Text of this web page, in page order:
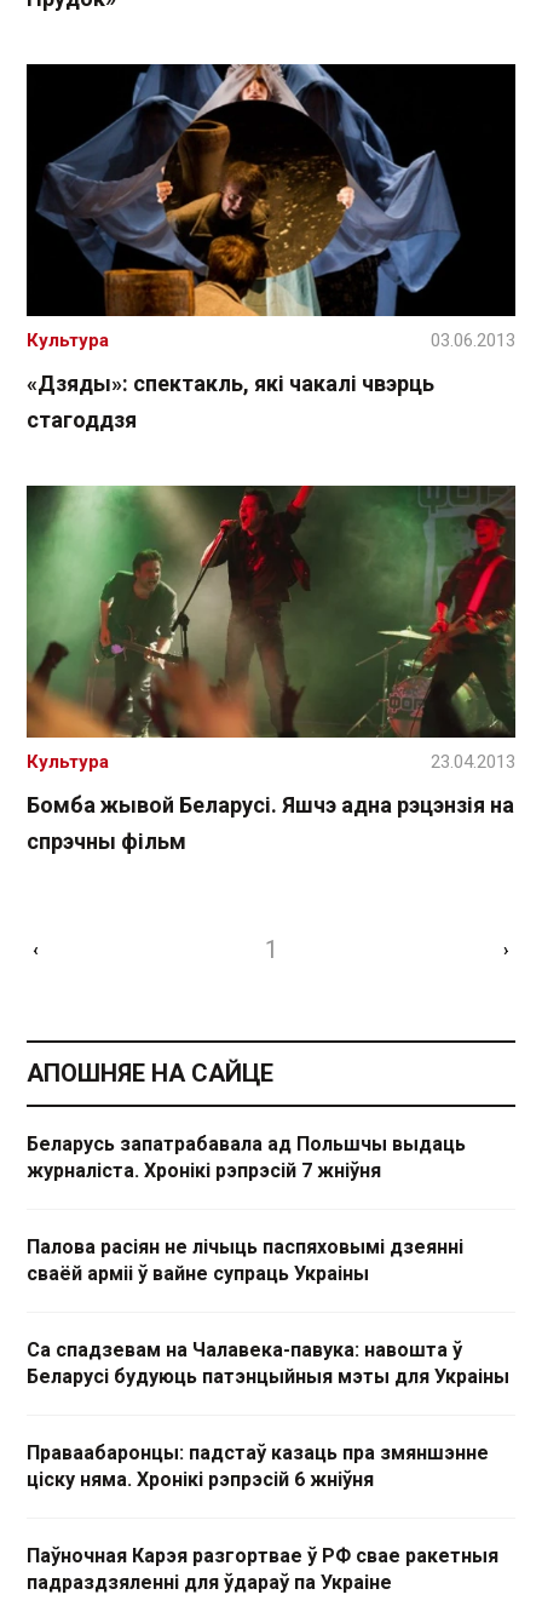
«Дзяды»: спектакль, які чакалі чвэрць
стагоддзя
Культура 03.06.2013
Бомба жывой Беларусі. Яшчэ адна рэцэнзія на
спрэчны фільм
Культура 23.04.2013
‹ 1 ›
АПОШНЯЕ НА САЙЦЕ
Беларусь запатрабавала ад Польшчы выдаць
журналіста. Хронікі рэпрэсій 7 жніўня
Палова расіян не лічыць паспяховымі дзеянні
сваёй арміі ў вайне супраць Украіны
Са спадзевам на Чалавека-павука: навошта ў
Беларусі будуюць патэнцыйныя мэты для Украіны
Праваабаронцы: падстаў казаць пра змяншэнне
ціску няма. Хронікі рэпрэсій 6 жніўня
Паўночная Карэя разгортвае ў РФ свае ракетныя
падраздзяленні для ўдараў па Украіне